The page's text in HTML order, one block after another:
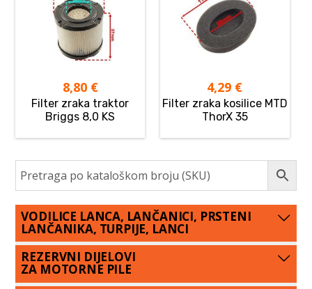
8,80 €
Filter zraka traktor
Briggs 8,0 KS
4,29 €
Filter zraka kosilice MTD
ThorX 35
VODILICE LANCA, LANČANICI, PRSTENI
LANČANIKA, TURPIJE, LANCI
REZERVNI DIJELOVI
ZA MOTORNE PILE